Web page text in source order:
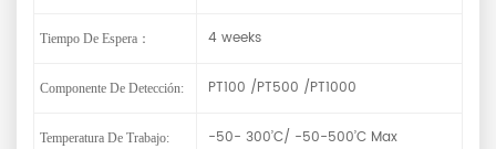
Tiempo De Espera： 4 weeks
Componente De Detección: PT100 /PT500 /PT1000
Temperatura De Trabajo: -50- 300’C/ -50-500’C Max